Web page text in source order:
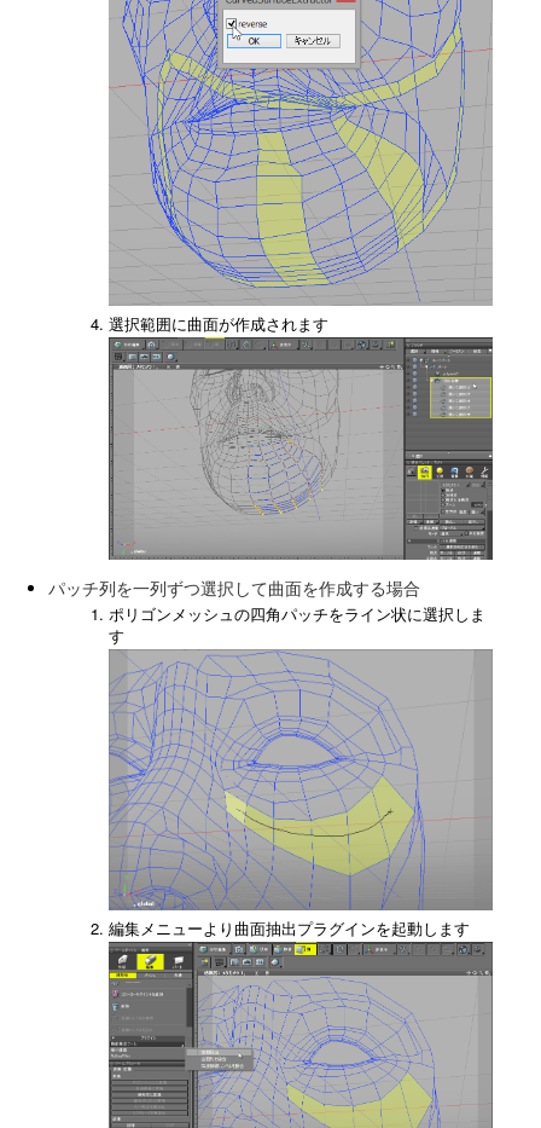
選択範囲に曲面が作成されます
パッチ列を一列ずつ選択して曲面を作成する場合
ポリゴンメッシュの四角パッチをライン状に選択しま
す
編集メニューより曲面抽出プラグインを起動します